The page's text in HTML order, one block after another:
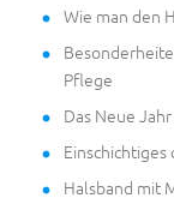
Wie man den
Pflege
Das Neue
Halsband mit